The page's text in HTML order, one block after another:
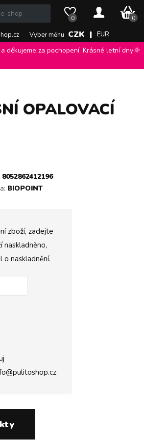
Vyber měnu CZK | EUR
0 0
0 Kč
děkujeme za pochopení. Krásné letní dny🌞
OPALOVACÍ
8052862412196
BIOPOINT
zboží, zadejte
naskladněno,
naskladnění.